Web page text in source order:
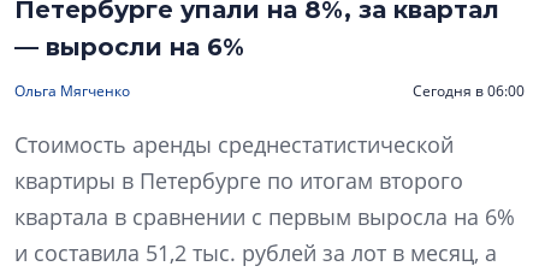
Петербурге упали на 8%, за квартал
— выросли на 6%
Ольга Мягченко Сегодня в 06:00
Стоимость аренды среднестатистической
квартиры в Петербурге по итогам второго
квартала в сравнении с первым выросла на 6%
и составила 51,2 тыс. рублей за лот в месяц, а